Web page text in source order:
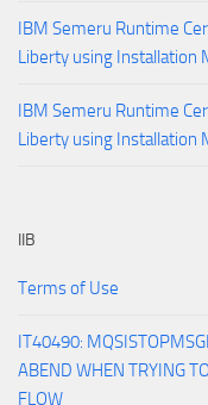
IBM Semeru Runtime
Liberty using Installation
IBM Semeru Runtime
Liberty using Installation
IIB
Terms of Use
IT40490:
ABEND WHEN TRYING
FLOW